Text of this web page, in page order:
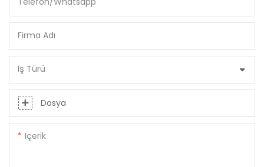
Firma Adı
İş Türü
Dosya
Içerik